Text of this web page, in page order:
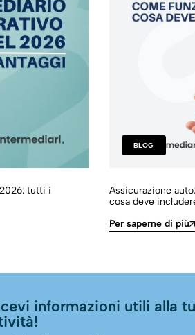
tutti i
BLOG
Assicurazione
cosa deve
Per saperne di più
informazioni utili alla